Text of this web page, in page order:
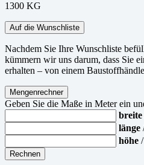
1300 KG
Auf die Wunschliste
Nachdem Sie Ihre Wunschliste
kümmern wir uns darum, dass Sie
erhalten – von einem
Mengenrechner
Geben Sie die Maße in Meter ein
breite
länge
höhe
Rechnen